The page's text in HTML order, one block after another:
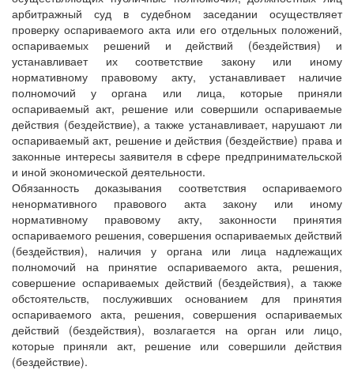
арбитражный суд в судебном заседании осуществляет
проверку оспариваемого акта или его отдельных положений,
оспариваемых решений и действий (бездействия) и
устанавливает их соответствие закону или иному
нормативному правовому акту, устанавливает наличие
полномочий у органа или лица, которые приняли
оспариваемый акт, решение или совершили оспариваемые
действия (бездействие), а также устанавливает, нарушают ли
оспариваемый акт, решение и действия (бездействие) права и
законные интересы заявителя в сфере предпринимательской
и иной экономической деятельности.
Обязанность доказывания соответствия оспариваемого
ненормативного правового акта закону или иному
нормативному правовому акту, законности принятия
оспариваемого решения, совершения оспариваемых действий
(бездействия), наличия у органа или лица надлежащих
полномочий на принятие оспариваемого акта, решения,
совершение оспариваемых действий (бездействия), а также
обстоятельств, послуживших основанием для принятия
оспариваемого акта, решения, совершения оспариваемых
действий (бездействия), возлагается на орган или лицо,
которые приняли акт, решение или совершили действия
(бездействие).